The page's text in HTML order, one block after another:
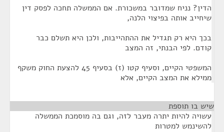
הדין? נניח שמדובר במשכורת. אם הממשלה תחכה לפסק דין
שיחייב אותה בפיצוי הלנה,
בכך היא רק תגדיל את ההתהייבות, ולכן היא תשלם כבר
קודם. לפי הבנתי, זה המצב
המשפטי הקיים, וסעיף קטו (ז) בסעיף 45 להצעת החוק משקף
ממילא את המצב הקיים, אלא
שיש בו תוספת
עשויה להיות יתרה מעבר לזה, וגם בה מוסמכת הממשלה
להשינמש למטרות